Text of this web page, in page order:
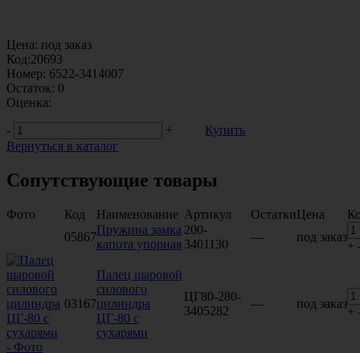
Цена: под заказ
Код:20693
Номер: 6522-3414007
Остаток: 0
Оценка:
-
+
Купить
Вернуться в каталог
Сопутствующие товары
Фото Код Наименование Артикул ОстаткиЦена
05867
Пружина замка
капота упорная
200-
3401130
— под заказ
+
03167
Палец шаровой
силового
цилиндра
ЦГ-80 с
сухарями
ЦГ80-280-
3405282
— под заказ
+